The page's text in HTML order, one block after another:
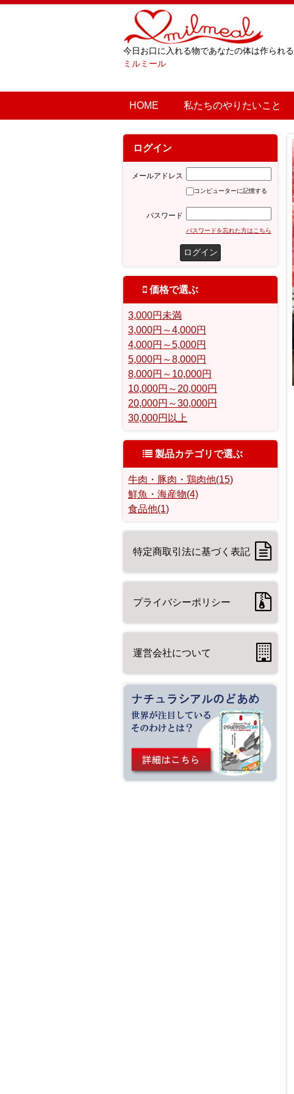
今日お口に入れる物であなたの体は作られる
ミルミール
HOME 私たちのやりたいこと
ログイン
メールアドレス
コンピューターに記憶する
パスワード
パスワードを忘れた方はこちら
価格で選ぶ
3,000円未満
3,000円～4,000円
4,000円～5,000円
5,000円～8,000円
8,000円～10,000円
10,000円～20,000円
20,000円～30,000円
30,000円以上
製品カテゴリで選ぶ
牛肉・豚肉・鶏肉他(15)
鮮魚・海産物(4)
食品他(1)
特定商取引法に基づく表記
プライバシーポリシー
運営会社について